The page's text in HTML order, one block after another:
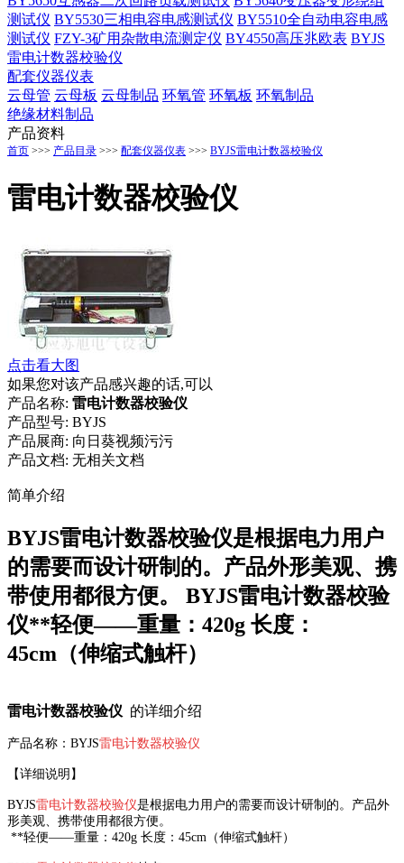
测试仪 BY5530三相电容电感测试仪 BY5510全自动电容电感
测试仪 FZY-3矿用杂散电流测定仪 BY4550高压兆欧表 BYJS
雷电计数器校验仪
配套仪器仪表
云母管 云母板 云母制品 环氧管 环氧板 环氧制品
绝缘材料制品
产品资料
首页 >>> 产品目录 >>> 配套仪器仪表 >>> BYJS雷电计数器校验仪
雷电计数器校验仪
点击看大图
如果您对该产品感兴趣的话,可以
产品名称: 雷电计数器校验仪
产品型号: BYJS
产品展商: 向日葵视频污污
产品文档: 无相关文档
简单介绍
BYJS雷电计数器校验仪是根据电力用户
的需要而设计研制的。产品外形美观、携
带使用都很方便。 BYJS雷电计数器校验
仪**轻便——重量：420g 长度：
45cm（伸缩式触杆）
雷电计数器校验仪 的详细介绍
产品名称：BYJS雷电计数器校验仪
【详细说明】
BYJS雷电计数器校验仪是根据电力用户的需要而设计研制的。产品外
形美观、携带使用都很方便。
**轻便——重量：420g 长度：45cm（伸缩式触杆）